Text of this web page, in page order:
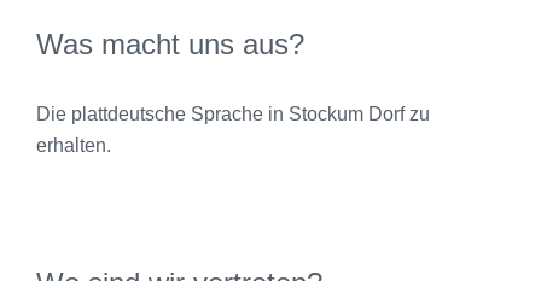
Was macht uns aus?
Die plattdeutsche Sprache in Stockum Dorf zu
erhalten.